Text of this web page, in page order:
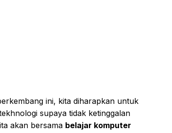
ini, kita diharapkan untuk
supaya tidak ketinggalan
akan bersama belajar komputer